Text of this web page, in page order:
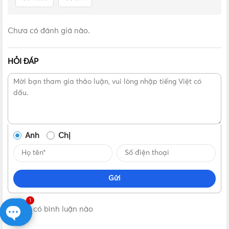
VẬT TƯ 365 - NHÀ PHÂN PHỐI THIẾT BỊ ĐIỆN NƯỚC
Hotline:
cskh@vattu365.com
Website:https://vattu365.com/
Showroom:
13 đường số 7, P. An Lạc A, Q. Bình Tân,
TPHCM
Chưa có đánh giá nào.
HỎI ĐÁP
Anh Chị
Gửi
Không có bình luận nào
1